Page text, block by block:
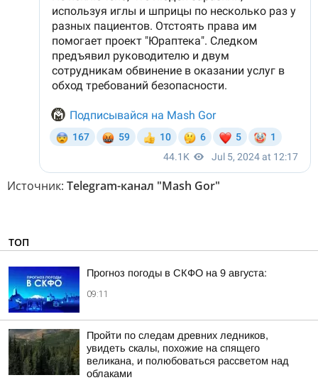
Источник: Telegram-канал "Mash Gor"
ТОП
Прогноз погоды в СКФО на 9 августа:
09:11
Пройти по следам древних ледников,
увидеть скалы, похожие на спящего
великана, и полюбоваться рассветом над
облаками